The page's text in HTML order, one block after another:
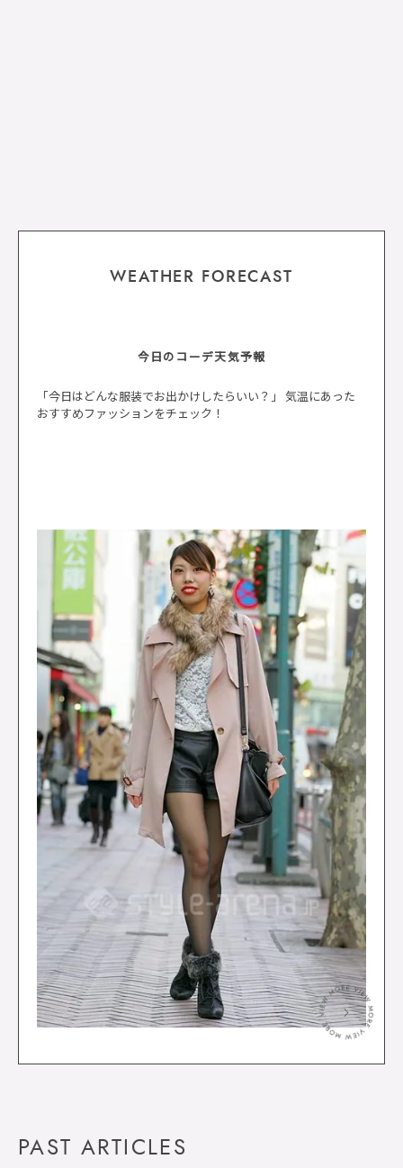
WEATHER FORECAST
今日のコーデ天気予報
「今日はどんな服装でお出かけしたらいい？」 気温にあった
おすすめファッションをチェック！
＞
PAST ARTICLES